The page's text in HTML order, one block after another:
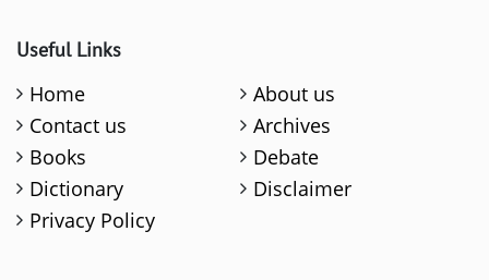
Useful Links
Home
About us
Contact us
Archives
Books
Debate
Dictionary
Disclaimer
Privacy Policy